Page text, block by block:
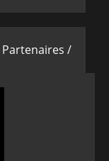
Partenaires /